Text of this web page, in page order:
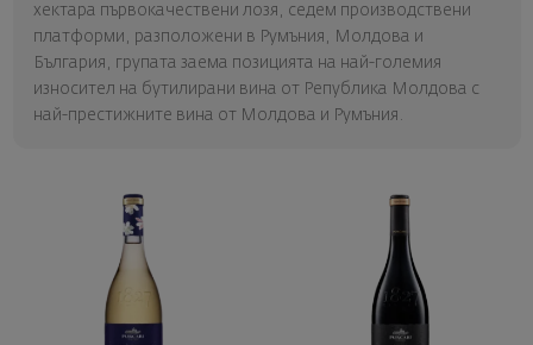
хектара първокачествени лозя, седем производствени
платформи, разположени в Румъния, Молдова и
България, групата заема позицията на най-големия
износител на бутилирани вина от Република Молдова с
най-престижните вина от Молдова и Румъния.